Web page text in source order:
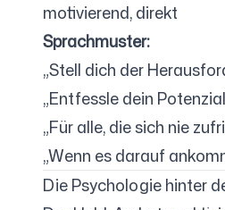
motivierend, direkt
Sprachmuster:
„Stell dich der
„Entfessle dein
„Für alle, die sich nie
„Wenn es darauf
Die Psychologie hinter